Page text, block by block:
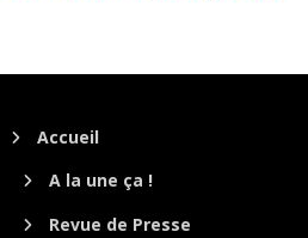
Accueil
A la une ça !
Revue de Presse